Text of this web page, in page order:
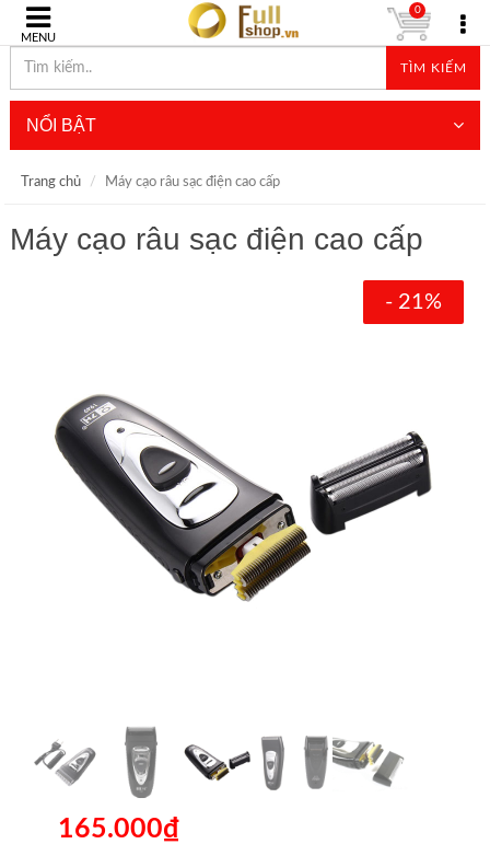
MENU
TÌM KIẾM
0
NỔI BẬT
Trang chủ Máy cạo râu sạc điện cao cấp
Máy cạo râu sạc điện cao cấp
- 21%
165.000₫